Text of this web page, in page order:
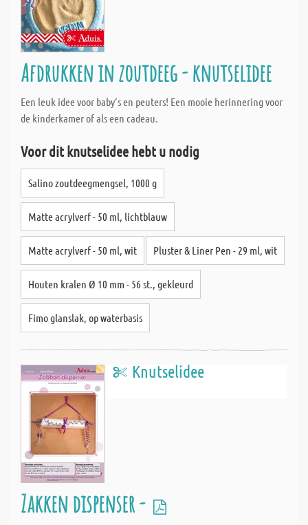
Afdrukken in zoutdeeg - knutselidee
Een leuk idee voor baby‘s en peuters! Een mooie herinnering voor
de kinderkamer of als een cadeau.
Voor dit knutselidee hebt u nodig
Salino zoutdeegmengsel, 1000 g
Matte acrylverf - 50 ml, lichtblauw
Matte acrylverf - 50 ml, wit Pluster & Liner Pen - 29 ml, wit
Houten kralen Ø 10 mm - 56 st., gekleurd
Fimo glanslak, op waterbasis
Knutselidee
Zakken dispenser -